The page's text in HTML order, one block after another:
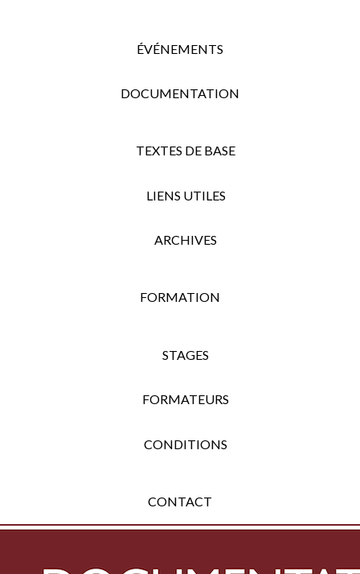
ÉVÉNEMENTS
DOCUMENTATION
TEXTES DE BASE
LIENS UTILES
ARCHIVES
FORMATION
STAGES
FORMATEURS
CONDITIONS
CONTACT